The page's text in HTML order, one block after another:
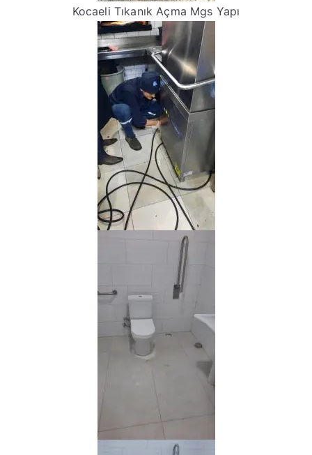
Kocaeli Tıkanık Açma Mgs Yapı